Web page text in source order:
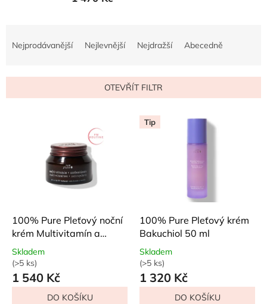
í
Nejprodávanější Nejlevnější Nejdražší Abecedně
OTEVŘÍT FILTR
100% Pure Pleťový noční
krém Multivitamín a
antioxidanty 42,5 g
Průměrné
hodnocení
produktu
Skladem
(>5 ks)
1 540 Kč
DO KOŠÍKU
Tip
100% Pure Pleťový krém
Bakuchiol 50 ml
Průměrné
hodnocení
produktu
Skladem
(>5 ks)
1 320 Kč
DO KOŠÍKU